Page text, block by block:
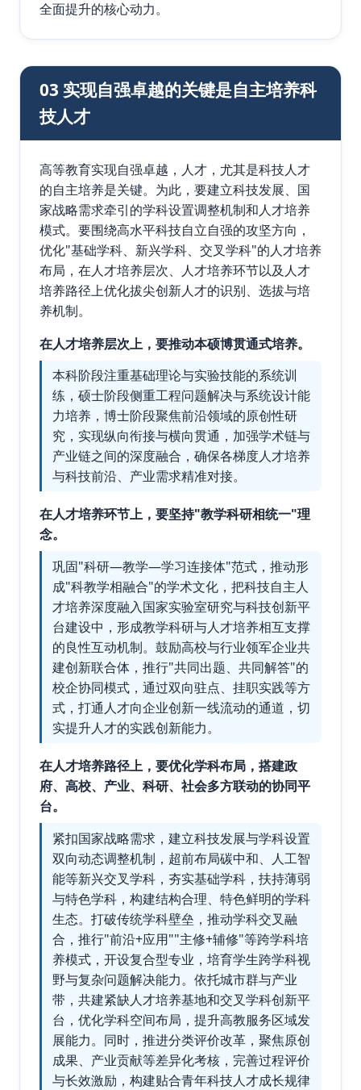
全面提升的核心动力。
03 实现自强卓越的关键是自主培养科
技人才
高等教育实现自强卓越，人才，尤其是科技人才
的自主培养是关键。为此，要建立科技发展、国
家战略需求牵引的学科设置调整机制和人才培养
模式。要围绕高水平科技自立自强的攻坚方向，
优化"基础学科、新兴学科、交叉学科"的人才培养
布局，在人才培养层次、人才培养环节以及人才
培养路径上优化拔尖创新人才的识别、选拔与培
养机制。
在人才培养层次上，要推动本硕博贯通式培养。
本科阶段注重基础理论与实验技能的系统训
练，硕士阶段侧重工程问题解决与系统设计能
力培养，博士阶段聚焦前沿领域的原创性研
究，实现纵向衔接与横向贯通，加强学术链与
产业链之间的深度融合，确保各梯度人才培养
与科技前沿、产业需求精准对接。
在人才培养环节上，要坚持"教学科研相统一"理
念。
巩固"科研—教学—学习连接体"范式，推动形
成"科教学相融合"的学术文化，把科技自主人
才培养深度融入国家实验室研究与科技创新平
台建设中，形成教学科研与人才培养相互支撑
的良性互动机制。鼓励高校与行业领军企业共
建创新联合体，推行"共同出题、共同解答"的
校企协同模式，通过双向驻点、挂职实践等方
式，打通人才向企业创新一线流动的通道，切
实提升人才的实践创新能力。
在人才培养路径上，要优化学科布局，搭建政
府、高校、产业、科研、社会多方联动的协同平
台。
紧扣国家战略需求，建立科技发展与学科设置
双向动态调整机制，超前布局碳中和、人工智
能等新兴交叉学科，夯实基础学科，扶持薄弱
与特色学科，构建结构合理、特色鲜明的学科
生态。打破传统学科壁垒，推动学科交叉融
合，推行"前沿+应用""主修+辅修"等跨学科培
养模式，开设复合型专业，培育学生跨学科视
野与复杂问题解决能力。依托城市群与产业
带，共建紧缺人才培养基地和交叉学科创新平
台，优化学科空间布局，提升高教服务区域发
展能力。同时，推进分类评价改革，聚焦原创
成果、产业贡献等差异化考核，完善过程评价
与长效激励，构建贴合青年科技人才成长规律